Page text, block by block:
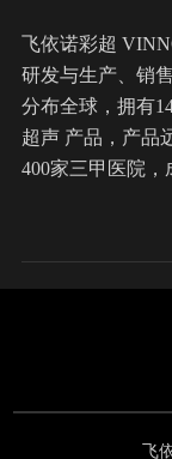
飞依诺彩超
研发与生产、销
分布全球，拥有
超声 产品，产品
400家三甲医院，
飞